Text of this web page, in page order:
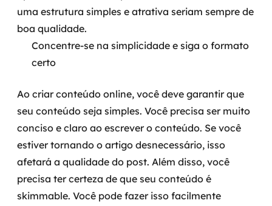
uma estrutura simples e atrativa seriam sempre de
boa qualidade.
Concentre-se na simplicidade e siga o formato
certo
Ao criar conteúdo online, você deve garantir que
seu conteúdo seja simples. Você precisa ser muito
conciso e claro ao escrever o conteúdo. Se você
estiver tornando o artigo desnecessário, isso
afetará a qualidade do post. Além disso, você
precisa ter certeza de que seu conteúdo é
skimmable. Você pode fazer isso facilmente